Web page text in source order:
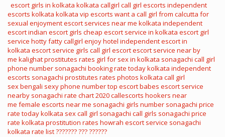
escort girls in kolkata kolkata callgirl call girl escorts independent
escorts kolkata kolkata vip escorts want a call girl from calcutta for
sexual enjoymentescort services near me kolkata independent
escortindian escort girls cheap escort service in kolkata escort girl
service hotty fatty callgirl enjoy hotel independent escort in
kolkata escort service girls call girl escortescort service near by
me kalighat prostitutes rates girl for sex in kolkata sonagachi call girl
phone number sonagachi booking rate todaykolkata independent
escorts sonagachi prostitutes rates photos kolkata call girl
sexbengali sexy phone numbertop escort babes escort service
nearby sonagachi rate chart 2020callescorts hookers near
me female escorts near me sonagachi girls number sonagachi price
rate todaykolkata sex call girl sonagachi call girls sonagachi price
rate kolkata prostitution rates howrah escort service sonagachi
kolkata rate list??????? ??? ??????